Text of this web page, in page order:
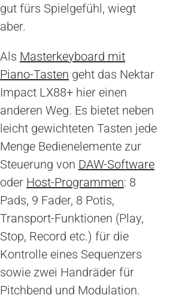
gut fürs Spielgefühl, wiegt
aber.
Als Masterkeyboard mit
Piano-Tasten geht das Nektar
Impact LX88+ hier einen
anderen Weg. Es bietet neben
leicht gewichteten Tasten jede
Menge Bedienelemente zur
Steuerung von DAW-Software
oder Host-Programmen: 8
Pads, 9 Fader, 8 Potis,
Transport-Funktionen (Play,
Stop, Record etc.) für die
Kontrolle eines Sequenzers
sowie zwei Handräder für
Pitchbend und Modulation.